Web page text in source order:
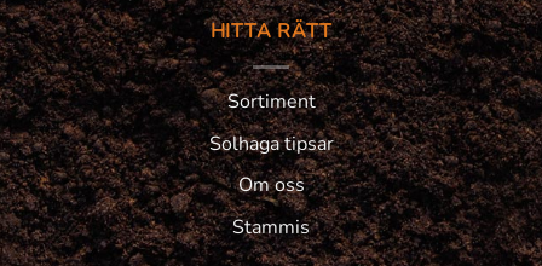
HITTA RÄTT
Sortiment
Solhaga tipsar
Om oss
Stammis